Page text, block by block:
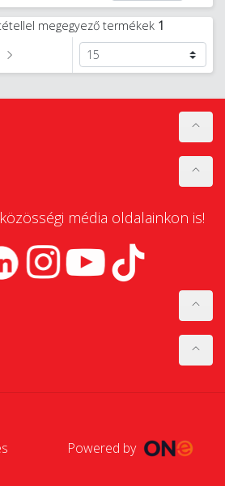
megegyező termékek 1
média oldalainkon is!
Powered by